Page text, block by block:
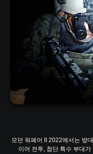
모던 워페어 II 2022에서는 방
이어 전투, 첨단 특수 부대